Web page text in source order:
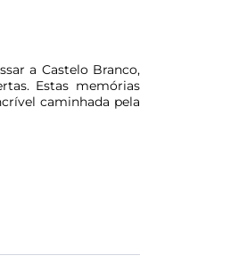
a Castelo Branco,
Estas memórias
caminhada pela